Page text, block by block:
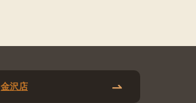
金沢店